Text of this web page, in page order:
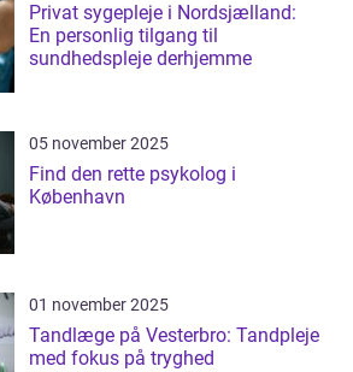
Privat sygepleje i Nordsjælland:
En personlig tilgang til
sundhedspleje derhjemme
05 november 2025
Find den rette psykolog i
København
01 november 2025
Tandlæge på Vesterbro: Tandpleje
med fokus på tryghed